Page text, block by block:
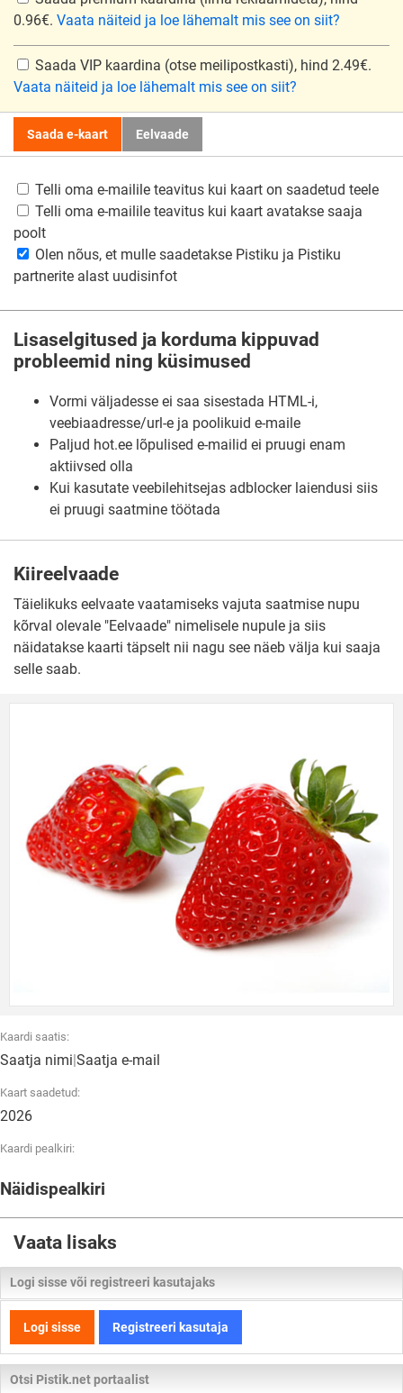
0.96€. Vaata näiteid ja loe lähemalt mis see on siit?
Saada VIP kaardina (otse meilipostkasti), hind 2.49€.
Vaata näiteid ja loe lähemalt mis see on siit?
Saada e-kaart Eelvaade
Telli oma e-mailile teavitus kui kaart on saadetud teele
Telli oma e-mailile teavitus kui kaart avatakse saaja
poolt
Olen nõus, et mulle saadetakse Pistiku ja Pistiku
partnerite alast uudisinfot
Lisaselgitused ja korduma kippuvad
probleemid ning küsimused
Vormi väljadesse ei saa sisestada HTML-i,
veebiaadresse/url-e ja poolikuid e-maile
Paljud hot.ee lõpulised e-mailid ei pruugi enam
aktiivsed olla
Kui kasutate veebilehitsejas adblocker laiendusi siis
ei pruugi saatmine töötada
Kiireelvaade
Täielikuks eelvaate vaatamiseks vajuta saatmise nupu
kõrval olevale "Eelvaade" nimelisele nupule ja siis
näidatakse kaarti täpselt nii nagu see näeb välja kui saaja
selle saab.
Kaardi saatis:
Saatja nimi Saatja e-mail
Kaart saadetud:
2026
Kaardi pealkiri:
Näidispealkiri
Vaata lisaks
Logi sisse või registreeri kasutajaks
Logi sisse Registreeri kasutaja
Otsi Pistik.net portaalist